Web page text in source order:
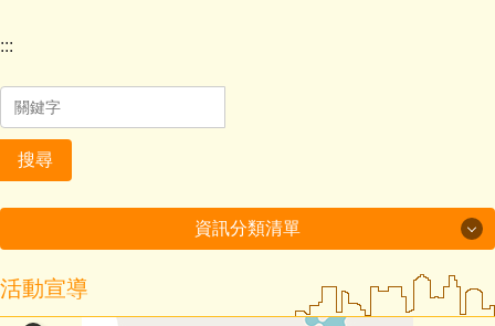
:::
搜尋
資訊分類清單
115年度磐石國小組-十分國小-方案全文
活動宣導